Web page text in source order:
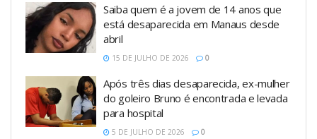
Saiba quem é a jovem de 14 anos que
está desaparecida em Manaus desde
abril
15 DE JULHO DE 2026 0
Após três dias desaparecida, ex-mulher
do goleiro Bruno é encontrada e levada
para hospital
5 DE JULHO DE 2026 0